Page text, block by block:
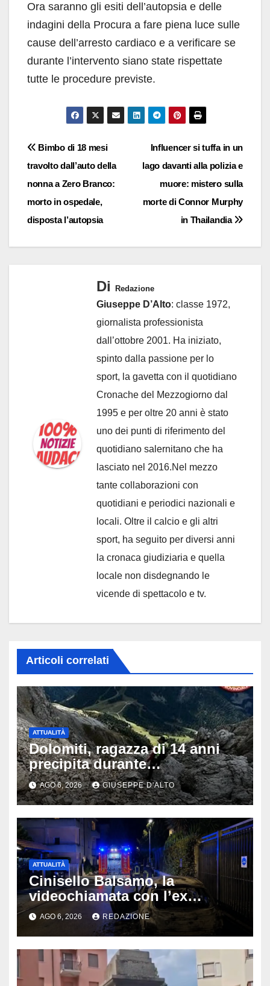
Ora saranno gli esiti dell’autopsia e delle
indagini della Procura a fare piena luce sulle
cause dell’arresto cardiaco e a verificare se
durante l’intervento siano state rispettate
tutte le procedure previste.
Navigazione
articoli
Influencer si tuffa in un
lago davanti alla polizia e
muore: mistero sulla
morte di Connor Murphy
in Thailandia
Bimbo di 18 mesi
travolto dall’auto della
nonna a Zero Branco:
morto in ospedale,
disposta l’autopsia
Di Redazione
Giuseppe D’Alto: classe 1972,
giornalista professionista
dall’ottobre 2001. Ha iniziato,
spinto dalla passione per lo
sport, la gavetta con il quotidiano
Cronache del Mezzogiorno dal
1995 e per oltre 20 anni è stato
uno dei punti di riferimento del
quotidiano salernitano che ha
lasciato nel 2016.Nel mezzo
tante collaborazioni con
quotidiani e periodici nazionali e
locali. Oltre il calcio e gli altri
sport, ha seguito per diversi anni
la cronaca giudiziaria e quella
locale non disdegnando le
vicende di spettacolo e tv.
Articoli correlati
ATTUALITÀ
Dolomiti, ragazza di 14 anni
precipita durante
un’escursione: tragedia sul
Latemar davanti alla famiglia
AGO 6, 2026 GIUSEPPE D'ALTO
ATTUALITÀ
Cinisello Balsamo, la
videochiamata con l’ex
fidanzata e il dramma: 35enne
lotta tra la vita e la morte
AGO 6, 2026 REDAZIONE